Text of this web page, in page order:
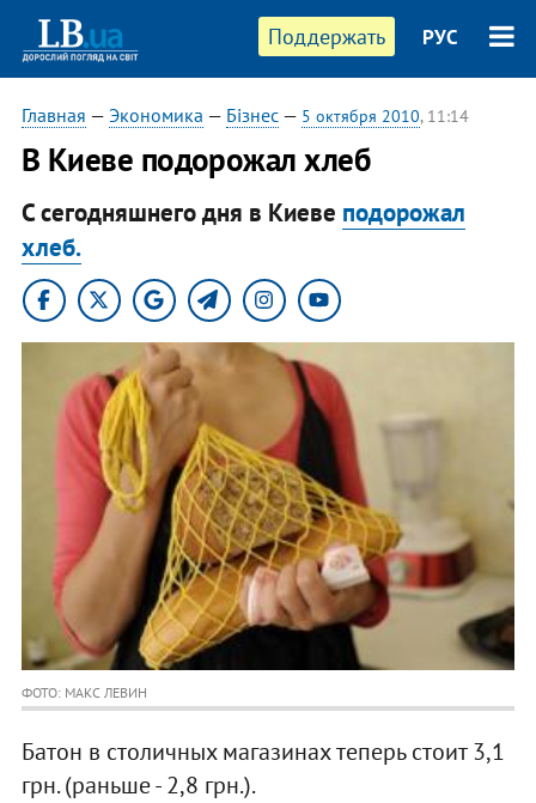
Поддержать РУС
Главная — Экономика — Бізнес— 5 октября 2010, 11:14
В Киеве подорожал хлеб
С сегодняшнего дня в Киеве подорожал
хлеб.
ФОТО: МАКС ЛЕВИН
Батон в столичных магазинах теперь стоит 3,1
грн. (раньше - 2,8 грн.).